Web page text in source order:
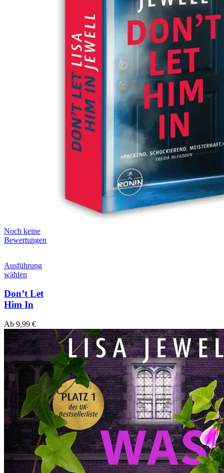
Noch keine
Bewertungen
Ausführung
wählen
Don’t Let
Him In
Ab 9,99 €